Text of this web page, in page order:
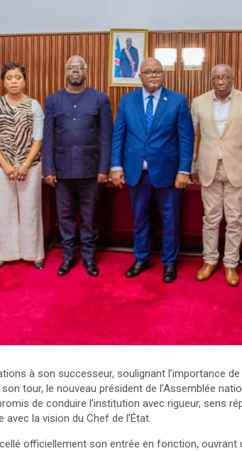
à son successeur, soulignant l’importance
tour, le nouveau président de l’Assemblée
de conduire l’institution avec rigueur, sens
la vision du Chef de l’État.
officiellement son entrée en fonction, ouvrant